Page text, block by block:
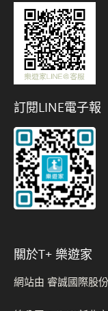
訂閱LINE電子報
關於t+ 樂遊家
網站由 睿誠國際股